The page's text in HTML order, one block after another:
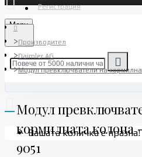
Регистрация
Menu
Вашата количка е празна!
Производител
Daimler AG
Модул превключватели на
Модул
кормилната колона
9051